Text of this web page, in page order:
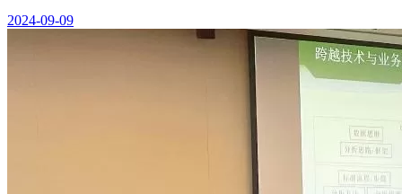
2024-09-09